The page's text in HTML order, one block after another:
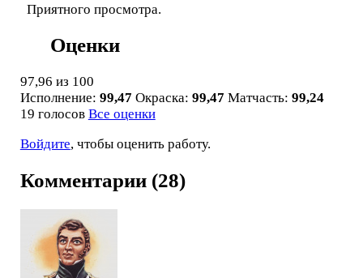
Приятного просмотра.
Оценки
97,96 из 100
Исполнение: 99,47 Окраска: 99,47 Матчасть: 99,24
19 голосов Все оценки
Войдите, чтобы оценить работу.
Комментарии (28)